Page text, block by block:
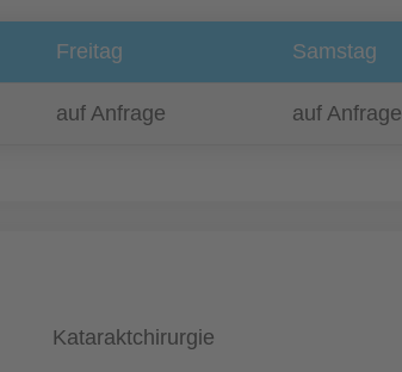
Freitag Samstag
auf Anfrage auf Anfrage
Kataraktchirurgie